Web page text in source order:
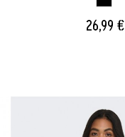
26,99 €